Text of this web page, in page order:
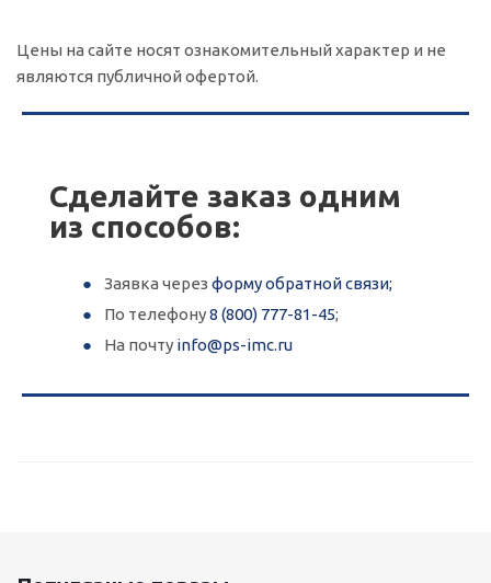
Цены на сайте носят ознакомительный характер и не
являются публичной офертой.
Сделайте заказ одним
из способов:
Заявка через форму обратной связи;
По телефону8 (800) 777-81-45;
На почту info@ps-imc.ru